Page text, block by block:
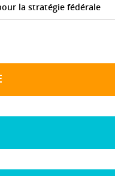
la stratégie fédérale